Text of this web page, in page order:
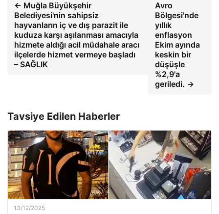
← Muğla Büyükşehir
Belediyesi'nin sahipsiz
hayvanların iç ve dış parazit ile
kuduza karşı aşılanması amacıyla
hizmete aldığı acil müdahale aracı
ilçelerde hizmet vermeye başladı
– SAĞLIK
Avro
Bölgesi'nde
yıllık
enflasyon
Ekim ayında
keskin bir
düşüşle
%2,9'a
geriledi. →
Tavsiye Edilen Haberler
13/12/2025